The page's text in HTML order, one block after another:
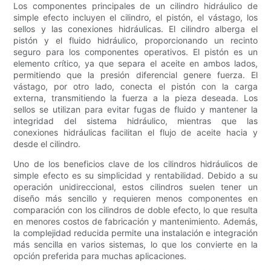
Los componentes principales de un cilindro hidráulico de
simple efecto incluyen el cilindro, el pistón, el vástago, los
sellos y las conexiones hidráulicas. El cilindro alberga el
pistón y el fluido hidráulico, proporcionando un recinto
seguro para los componentes operativos. El pistón es un
elemento crítico, ya que separa el aceite en ambos lados,
permitiendo que la presión diferencial genere fuerza. El
vástago, por otro lado, conecta el pistón con la carga
externa, transmitiendo la fuerza a la pieza deseada. Los
sellos se utilizan para evitar fugas de fluido y mantener la
integridad del sistema hidráulico, mientras que las
conexiones hidráulicas facilitan el flujo de aceite hacia y
desde el cilindro.
Uno de los beneficios clave de los cilindros hidráulicos de
simple efecto es su simplicidad y rentabilidad. Debido a su
operación unidireccional, estos cilindros suelen tener un
diseño más sencillo y requieren menos componentes en
comparación con los cilindros de doble efecto, lo que resulta
en menores costos de fabricación y mantenimiento. Además,
la complejidad reducida permite una instalación e integración
más sencilla en varios sistemas, lo que los convierte en la
opción preferida para muchas aplicaciones.